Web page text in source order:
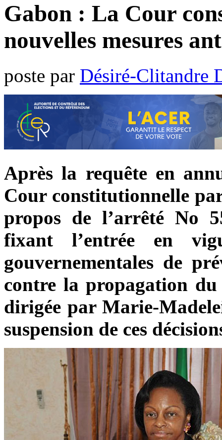
Gabon : La Cour
nouvelles mesures
poste par Désiré-Clitandre
Après la requête en
Cour constitutionnelle
propos de l’arrêté No
fixant l’entrée en
gouvernementales de
contre la propagation
dirigée par Marie-
suspension de ces